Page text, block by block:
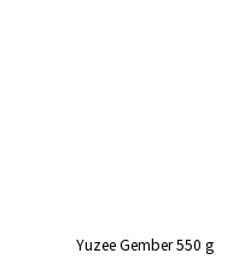
Yuzee Gember 550 g